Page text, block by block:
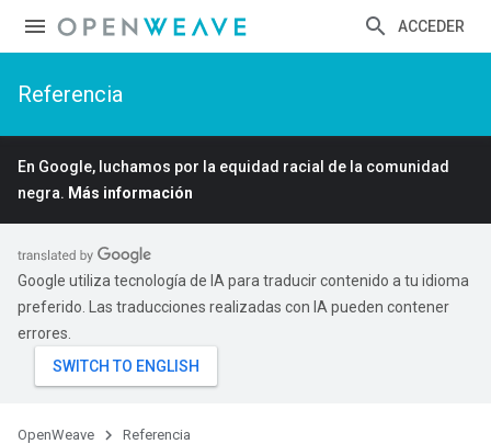
ACCEDER
Referencia
En Google, luchamos por la equidad racial de la comunidad
negra. Más información
Google utiliza tecnología de IA para traducir contenido a tu idioma
preferido. Las traducciones realizadas con IA pueden contener
errores.
OpenWeave Referencia